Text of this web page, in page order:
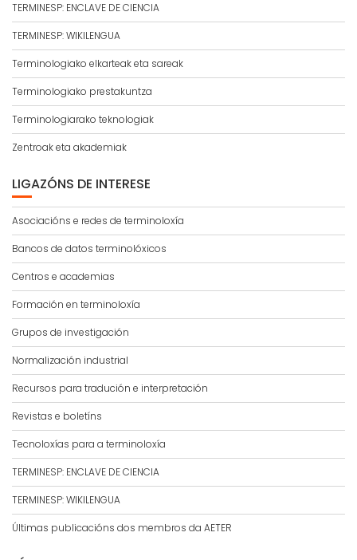
TERMINESP: ENCLAVE DE CIENCIA
TERMINESP: WIKILENGUA
Terminologiako elkarteak eta sareak
Terminologiako prestakuntza
Terminologiarako teknologiak
Zentroak eta akademiak
LIGAZÓNS DE INTERESE
Asociacións e redes de terminoloxía
Bancos de datos terminolóxicos
Centros e academias
Formación en terminoloxía
Grupos de investigación
Normalización industrial
Recursos para tradución e interpretación
Revistas e boletíns
Tecnoloxías para a terminoloxía
TERMINESP: ENCLAVE DE CIENCIA
TERMINESP: WIKILENGUA
Últimas publicacións dos membros da AETER